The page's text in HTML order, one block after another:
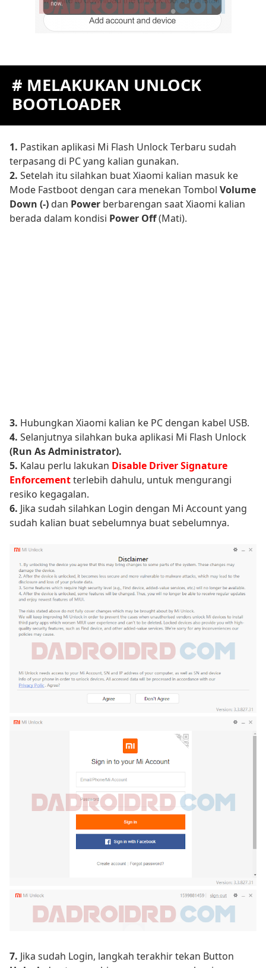
# MELAKUKAN UNLOCK
BOOTLOADER
1. Pastikan aplikasi Mi Flash Unlock Terbaru sudah
terpasang di PC yang kalian gunakan.
2. Setelah itu silahkan buat Xiaomi kalian masuk ke
Mode Fastboot dengan cara menekan Tombol Volume
Down (-) dan Power berbarengan saat Xiaomi kalian
berada dalam kondisi Power Off(Mati).
3. Hubungkan Xiaomi kalian ke PC dengan kabel USB.
4. Selanjutnya silahkan buka aplikasi Mi Flash Unlock
(Run As Administrator).
5. Kalau perlu lakukan Disable Driver Signature
Enforcementterlebih dahulu, untuk mengurangi
resiko kegagalan.
6. Jika sudah silahkan Login dengan Mi Account yang
sudah kalian buat sebelumnya buat sebelumnya.
7. Jika sudah Login, langkah terakhir tekan Button